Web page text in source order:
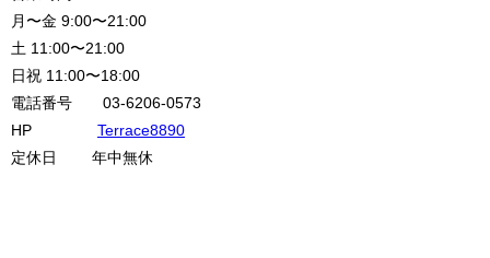
月〜金 9:00〜21:00
土 11:00〜21:00
日祝 11:00〜18:00
電話番号 03-6206-0573
HP Terrace8890
定休日 年中無休